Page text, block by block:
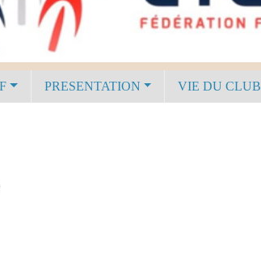
PRESENTATION VIE DU CLUB